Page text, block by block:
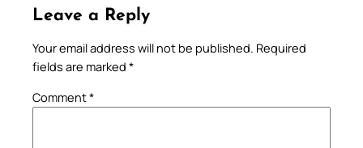
Leave a Reply
Your email address will not be published. Required
fields are marked *
Comment*